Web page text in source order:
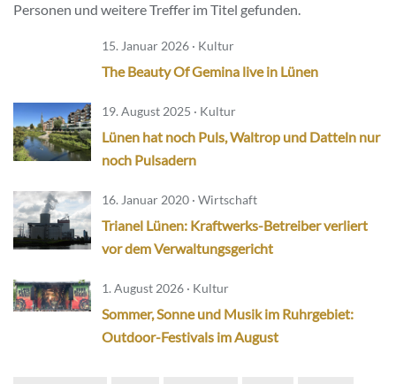
Personen und weitere Treffer im Titel gefunden.
15. Januar 2026 · Kultur
The Beauty Of Gemina live in Lünen
19. August 2025 · Kultur
Lünen hat noch Puls, Waltrop und Datteln nur
noch Pulsadern
16. Januar 2020 · Wirtschaft
Trianel Lünen: Kraftwerks-Betreiber verliert
vor dem Verwaltungsgericht
1. August 2026 · Kultur
Sommer, Sonne und Musik im Ruhrgebiet:
Outdoor-Festivals im August